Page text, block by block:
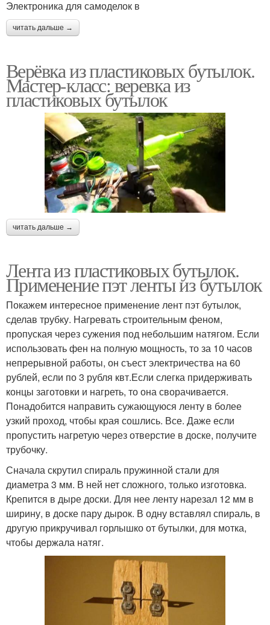
Электроника для самоделок в
читать дальше →
Верёвка из пластиковых бутылок.
Мастер-класс: веревка из
пластиковых бутылок
читать дальше →
Лента из пластиковых бутылок.
Применение пэт ленты из бутылок
Покажем интересное применение лент пэт бутылок,
сделав трубку. Нагревать строительным феном,
пропуская через сужения под небольшим натягом. Если
использовать фен на полную мощность, то за 10 часов
непрерывной работы, он съест электричества на 60
рублей, если по 3 рубля квт.Если слегка придерживать
концы заготовки и нагреть, то она сворачивается.
Понадобится направить сужающуюся ленту в более
узкий проход, чтобы края сошлись. Все. Даже если
пропустить нагретую через отверстие в доске, получите
трубочку.
Сначала скрутил спираль пружинной стали для
диаметра 3 мм. В ней нет сложного, только изготовка.
Крепится в дыре доски. Для нее ленту нарезал 12 мм в
ширину, в доске пару дырок. В одну вставлял спираль, в
другую прикручивал горлышко от бутылки, для мотка,
чтобы держала натяг.